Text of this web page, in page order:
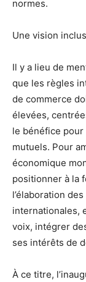
normes.
Une vision
Il y a lieu de
que les règles
de commerce
élevées,
le bénéfice
mutuels. Pour
économique
positionner à la
l’élaboration
internationales,
voix, intégrer
ses intérêts de
À ce titre,